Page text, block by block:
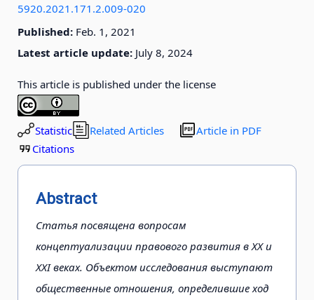
5920.2021.171.2.009-020
Published: Feb. 1, 2021
Latest article update: July 8, 2024
This article is published under the license
Statistic Related Articles
Article in PDF
Citations
Abstract
Статья посвящена вопросам
концептуализации правового развития в ХХ и
ХХI веках. Объектом исследования выступают
общественные отношения, определившие ход